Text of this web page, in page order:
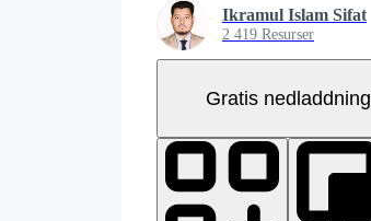
Ikramul Islam Sifat
2 419 Resurser
Gratis nedladdning